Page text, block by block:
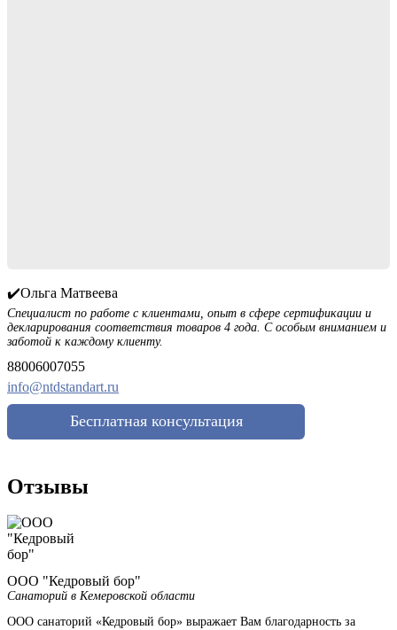
✔️Ольга Матвеева
Специалист по работе с клиентами, опыт в сфере сертификации и
декларирования соответствия товаров 4 года. С особым вниманием и
заботой к каждому клиенту.
88006007055
info@ntdstandart.ru
Бесплатная консультация
Отзывы
ООО "Кедровый бор"
Санаторий в Кемеровской области
ООО санаторий «Кедровый бор» выражает Вам благодарность за